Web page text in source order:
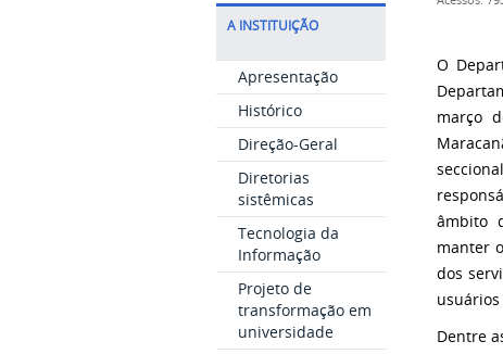
A INSTITUIÇÃO
Apresentação
Histórico
Direção-Geral
Diretorias
sistêmicas
Tecnologia da
Informação
Projeto de
transformação em
universidade
O
março
âmbito
manter
dos
Dentre